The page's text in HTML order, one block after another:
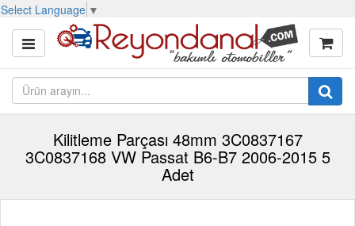
Select Language ▼
Kilitleme Parçası 48mm 3C0837167
3C0837168 VW Passat B6-B7 2006-2015 5
Adet